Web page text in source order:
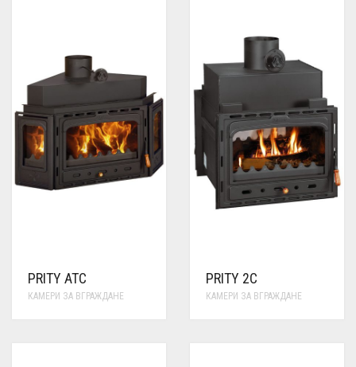
PRITY ATC
КАМЕРИ ЗА ВГРАЖДАНЕ
PRITY 2C
КАМЕРИ ЗА ВГРАЖДАНЕ